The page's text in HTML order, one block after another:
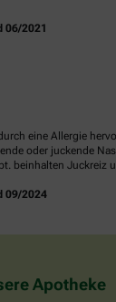
06/2021
eine Allergie
oder juckende
beinhalten Juckreiz
09/2024
Apotheke